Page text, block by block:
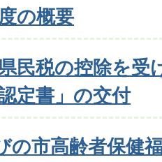
の概要
民税の控除を受
定書」の交付
の市高齢者保健